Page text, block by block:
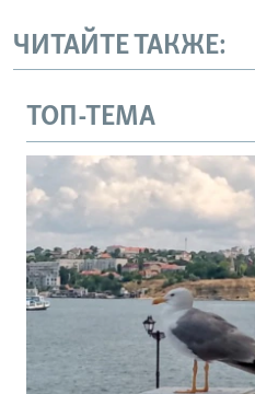
ЧИТАЙТЕ ТАКЖЕ:
ТОП-ТЕМА